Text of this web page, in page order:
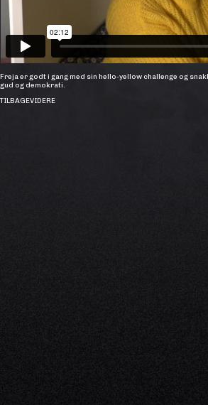
Freja er godt i gang med sin hello-yellow challenge og
gud og demokrati.
TILBAGEVIDERE